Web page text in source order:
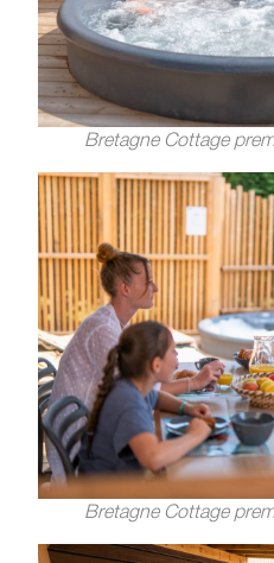
Bretagne Cottage
Bretagne Cottage